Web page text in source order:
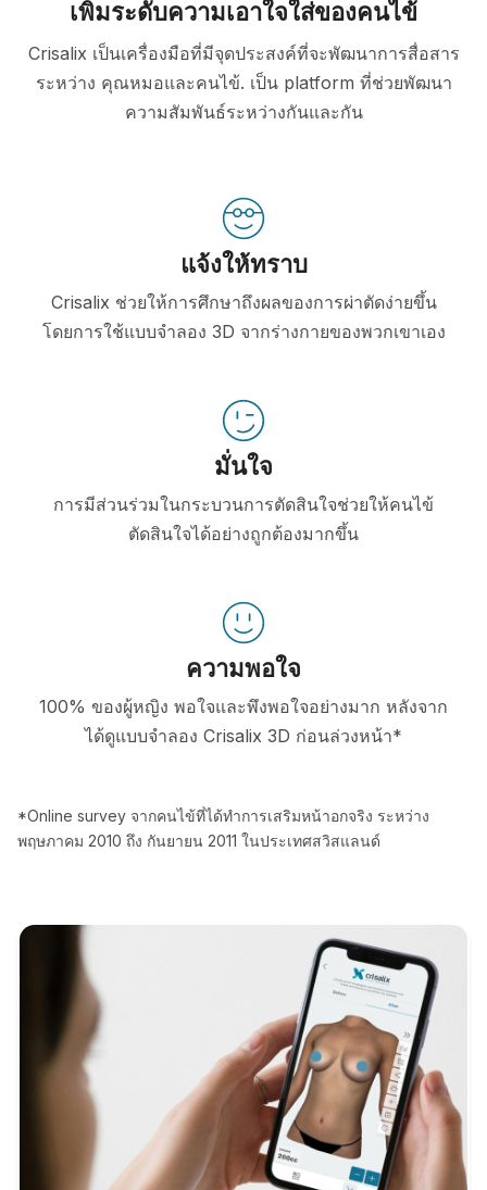
เพิ่มระดับความเอาใจใส่ของคนไข้
Crisalix เป็นเครื่องมือที่มีจุดประสงค์ที่จะพัฒนาการสื่อสาร
ระหว่าง คุณหมอและคนไข้. เป็น platform ที่ช่วยพัฒนา
ความสัมพันธ์ระหว่างกันและกัน
แจ้งให้ทราบ
Crisalix ช่วยให้การศึกษาถึงผลของการผ่าตัดง่ายขึ้น
โดยการใช้แบบจำลอง 3D จากร่างกายของพวกเขาเอง
มั่นใจ
การมีส่วนร่วมในกระบวนการตัดสินใจช่วยให้คนไข้
ตัดสินใจได้อย่างถูกต้องมากขึ้น
ความพอใจ
100% ของผู้หญิง พอใจและพึงพอใจอย่างมาก หลังจาก
ได้ดูแบบจำลอง Crisalix 3D ก่อนล่วงหน้า*
*Online survey จากคนไข้ที่ได้ทำการเสริมหน้าอกจริง ระหว่าง
พฤษภาคม 2010 ถึง กันยายน 2011 ในประเทศสวิสแลนด์